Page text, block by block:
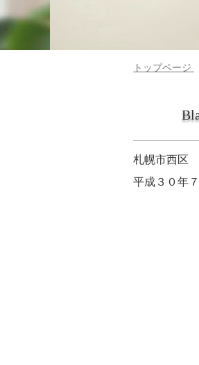
トップページ
札幌市西区
平成３０年